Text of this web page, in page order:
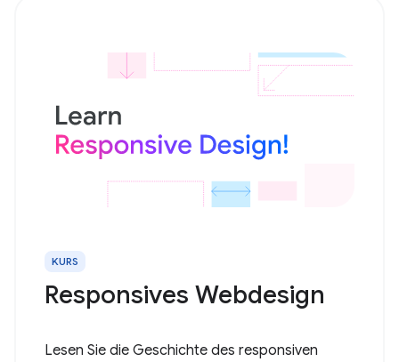
KURS
Responsives Webdesign
Lesen Sie die Geschichte des responsiven